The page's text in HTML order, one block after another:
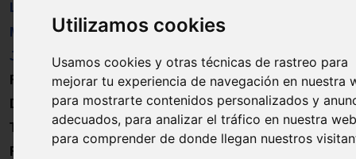
Utilizamos cookies
Usamos cookies y otras técnicas de rastreo para
mejorar tu experiencia de navegación en nuestra
para mostrarte contenidos personalizados y
adecuados, para analizar el tráfico en nuestra
para comprender de donde llegan nuestros
Libros
Material
Juguetes
Formación
Directorio
Trabajo
Registro